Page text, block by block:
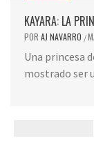
KAYARA: LA
POR AJ NAVARRO /
Una princesa
mostrado ser